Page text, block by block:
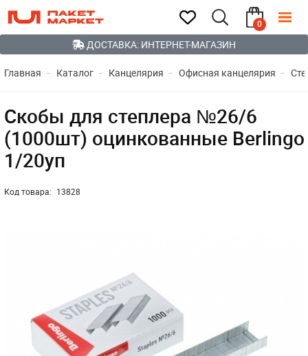
0
ДОСТАВКА: ИНТЕРНЕТ-МАГАЗИН
Главная Каталог Канцелярия Офисная канцелярия
Скобы для степлера №26/6
(1000шт) оцинкованные Berlingo
1/20уп
Код товара: 13828